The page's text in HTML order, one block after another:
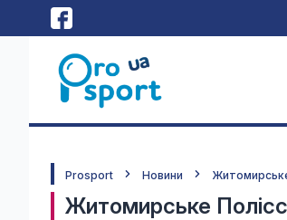
Prosport Новини
Житомирське